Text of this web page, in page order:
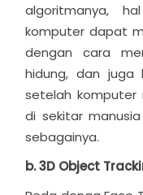
algoritmanya,
komputer dapat
dengan cara
hidung, dan juga
setelah komputer
di sekitar
sebagainya.
b. 3D Object